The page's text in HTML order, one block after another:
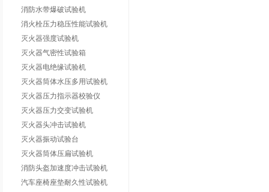
消防水带爆破试验机
消火栓压力稳压性能试验机
灭火器强度试验机
灭火器气密性试验箱
灭火器电绝缘试验机
灭火器筒体水压多用试验机
灭火器压力指示器校验仪
灭火器压力交变试验机
灭火器头冲击试验机
灭火器振动试验台
灭火器筒体压扁试验机
消防头盔加速度冲击试验机
汽车座椅座垫耐久性试验机